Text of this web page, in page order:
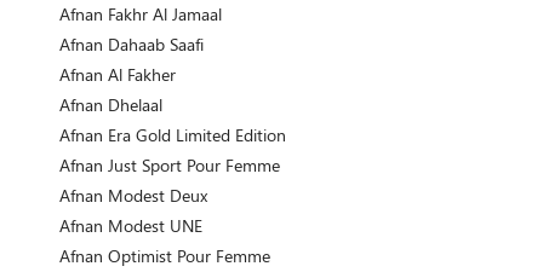
Afnan Fakhr Al Jamaal
Afnan Dahaab Saafi
Afnan Al Fakher
Afnan Dhelaal
Afnan Era Gold Limited Edition
Afnan Just Sport Pour Femme
Afnan Modest Deux
Afnan Modest UNE
Afnan Optimist Pour Femme